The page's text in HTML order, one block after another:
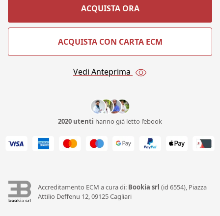
ACQUISTA ORA
ACQUISTA CON CARTA ECM
Vedi Anteprima
2020 utenti hanno già letto l’ebook
Accreditamento ECM a cura di: Bookia srl (id 6554), Piazza
Attilio Deffenu 12, 09125 Cagliari